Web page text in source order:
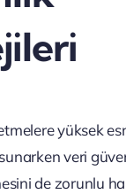
yüksek
veri
de zorunlu